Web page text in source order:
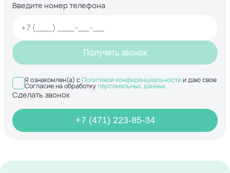
Введите номер телефона
Получить звонок
Я ознакомлен(а) с Политикой конфиденциальностии даю свое
Согласие на обработку персональных данных
Сделать звонок
+7 (471) 223-85-34